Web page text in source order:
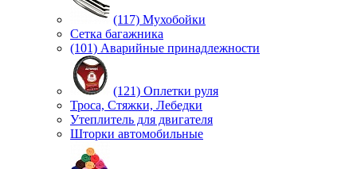
(117) Мухобойки
Сетка багажника
(101) Аварийные принадлежности
(121) Оплетки руля
Троса, Стяжки, Лебедки
Утеплитель для двигателя
Шторки автомобильные